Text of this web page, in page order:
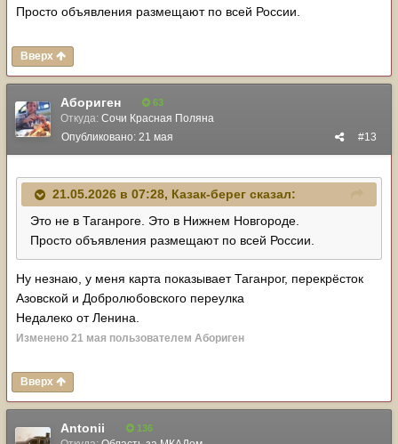
Просто объявления размещают по всей России.
Вверх
Абориген 63
Откуда: Сочи Красная Поляна
#13
Опубликовано: 21 мая
21.05.2026 в 07:28, Казак-берег сказал:
Это не в Таганроге. Это в Нижнем Новгороде.
Просто объявления размещают по всей России.
Ну незнаю, у меня карта показывает Таганрог, перекрёсток
Азовской и Добролюбовского переулка
Недалеко от Ленина.
Изменено 21 мая пользователем Абориген
Вверх
Antonii 136